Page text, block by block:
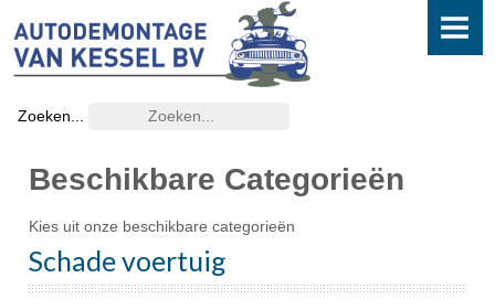
HOME
DEMONTAGE
Auto's
Scooters en Fietsen
ONDERDELEN
Zoeken...
Beschikbare Categorieën
Kies uit onze beschikbare categorieën
Schade voertuig